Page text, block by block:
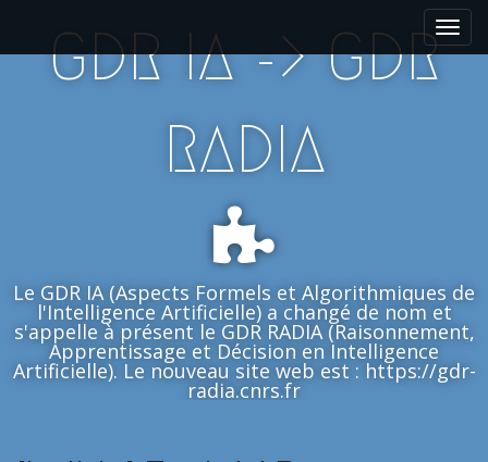
i
GDR IA -> GDR
RADIA
Le GDR IA (Aspects Formels et Algorithmiques de
l'Intelligence Artificielle) a changé de nom et
s'appelle à présent le GDR RADIA (Raisonnement,
Apprentissage et Décision en Intelligence
Artificielle). Le nouveau site web est : https://gdr-
radia.cnrs.fr